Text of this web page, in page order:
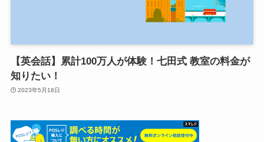
【英会話】累計100万人が体験！七田式 教室の料金が
知りたい！
2023年5月18日